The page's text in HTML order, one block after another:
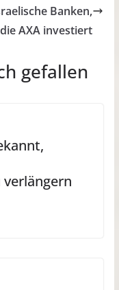
Banken,
AXA investiert
gefallen